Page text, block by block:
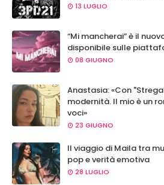
13 LUGLIO
“Mi mancherai” è il
disponibile sulle
08 GIUGNO
Anastasia: «Con
modernità. Il mio è un
voci»
23 GIUGNO
Il viaggio di Maila tra
pop e verità emotiva
28 LUGLIO